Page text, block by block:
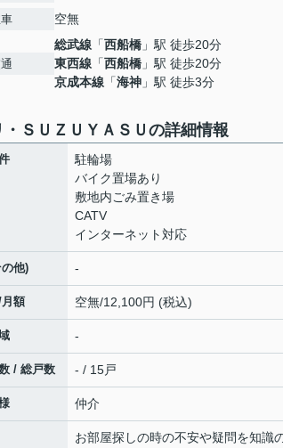
空無
総武線 「西船橋 」駅 徒歩20分
東西線 「西船橋 」駅 徒歩20分
京成本線 「海神 」駅 徒歩3分
・ＳＵＺＵＹＡＳＵの詳細情報
駐輪場
バイク置場あり
敷地内ごみ置き場
CATV
インターネット対応
他) -
額 空無/12,100円 (税込)
-
/ 総戸数 - / 15戸
仲介
お部屋探しの時の不安や疑問を知識